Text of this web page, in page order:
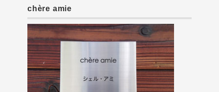
chère amie